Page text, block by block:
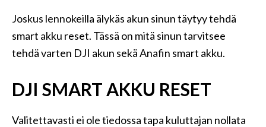
Joskus lennokeilla älykäs akun sinun täytyy tehdä
smart akku reset. Tässä on mitä sinun tarvitsee
tehdä varten DJI akun sekä Anafin smart akku.
DJI SMART AKKU RESET
Valitettavasti ei ole tiedossa tapa kuluttajan nollata